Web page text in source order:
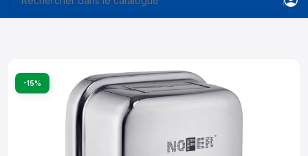
-15%